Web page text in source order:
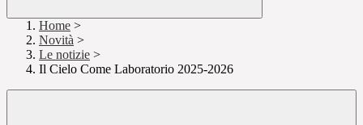
Home >
Novità >
Le notizie >
Il Cielo Come Laboratorio 2025-2026